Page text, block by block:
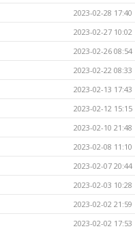
2023-02-28 17:40
2023-02-27 10:02
2023-02-26 08:54
2023-02-22 08:33
2023-02-13 17:43
2023-02-12 15:15
2023-02-10 21:48
2023-02-08 11:10
2023-02-07 20:44
2023-02-03 10:28
2023-02-02 21:59
2023-02-02 17:53